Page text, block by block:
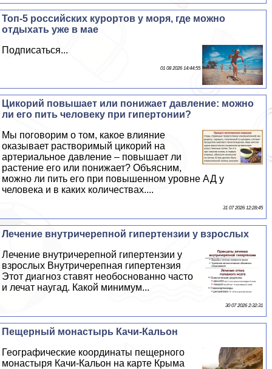
Топ-5 российских курортов у моря, где можно
отдыхать уже в мае
Подписаться...
01 08 2026 14:44:55
Цикорий повышает или понижает давление: можно
ли его пить человеку при гипертонии?
Мы поговорим о том, какое влияние
оказывает растворимый цикорий на
артериальное давление – повышает ли
растение его или понижает? Объясним,
можно ли пить его при повышенном уровне АД у
человека и в каких количествах....
31 07 2026 12:28:45
Лечение внутричерепной гипертензии у взрослых
Лечение внутричерепной гипертензии у
взрослых Внутричерепная гипертензия
Этот диагноз ставят необоснованно часто
и лечат наугад. Какой минимум...
30 07 2026 2:32:31
Пещерный монастырь Качи-Кальон
Географические координаты пещерного
монастыря Качи-Кальон на карте Крыма